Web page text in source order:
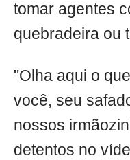
tomar agentes
quebradeira ou
"Olha aqui o
você, seu
nossos
detentos no